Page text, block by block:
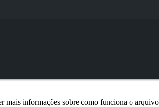
mais informações sobre como funciona o arquivo